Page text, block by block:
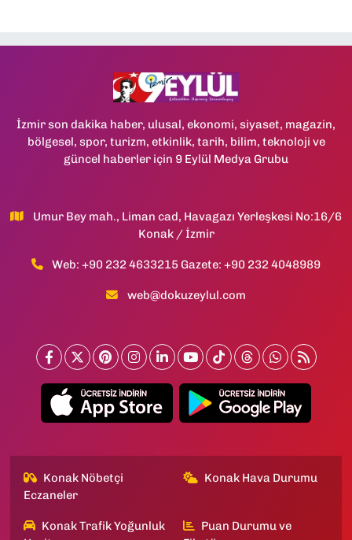
İzmir son dakika haber, ulusal, ekonomi, siyaset, magazin,
bölgesel, spor, turizm, etkinlik, tarih, bilim, teknoloji ve
güncel haberler için 9 Eylül Medya Grubu
Umur Bey mah., Liman cad, Havagazı Yerleşkesi No:16/6
Konak / İzmir
Web: +90 232 4633215 Gazete: +90 232 4048989
web@dokuzeylul.com
Konak Nöbetçi
Eczaneler
Konak Hava Durumu
Konak Trafik Yoğunluk
Puan Durumu ve